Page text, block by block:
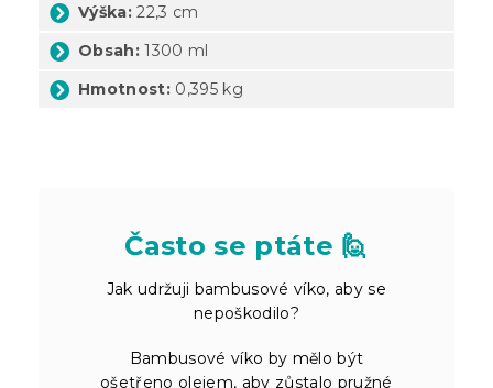
Výška: 22,3 cm
Obsah: 1300 ml
Hmotnost: 0,395 kg
Často se ptáte 🙋
Jak udržuji bambusové víko, aby se
nepoškodilo?
Bambusové víko by mělo být
ošetřeno olejem, aby zůstalo pružné